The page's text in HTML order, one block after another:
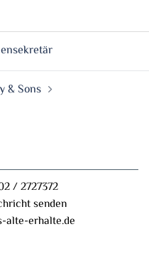
& Sons
/ 2727372
senden
alte-erhalte.de